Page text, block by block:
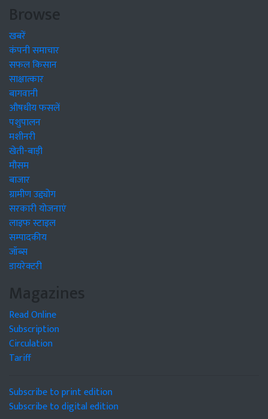
Browse
खबरें
कंपनी समाचार
सफल किसान
साक्षात्कार
बागवानी
औषधीय फसलें
पशुपालन
मशीनरी
खेती-बाड़ी
मौसम
बाजार
ग्रामीण उद्द्योग
सरकारी योजनाएं
लाइफ स्टाइल
सम्पादकीय
जॉब्स
डायरेक्टरी
Magazines
Read Online
Subscription
Circulation
Tariff
Subscribe to print edition
Subscribe to digital edition